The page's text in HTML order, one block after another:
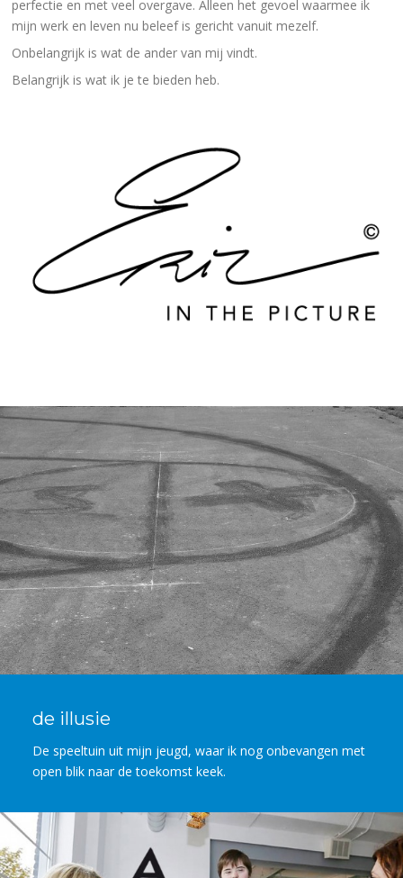
perfectie en met veel overgave. Alleen het gevoel waarmee ik
mijn werk en leven nu beleef is gericht vanuit mezelf.
Onbelangrijk is wat de ander van mij vindt.
Belangrijk is wat ik je te bieden heb.
de illusie
De speeltuin uit mijn jeugd, waar ik nog onbevangen met
open blik naar de toekomst keek.